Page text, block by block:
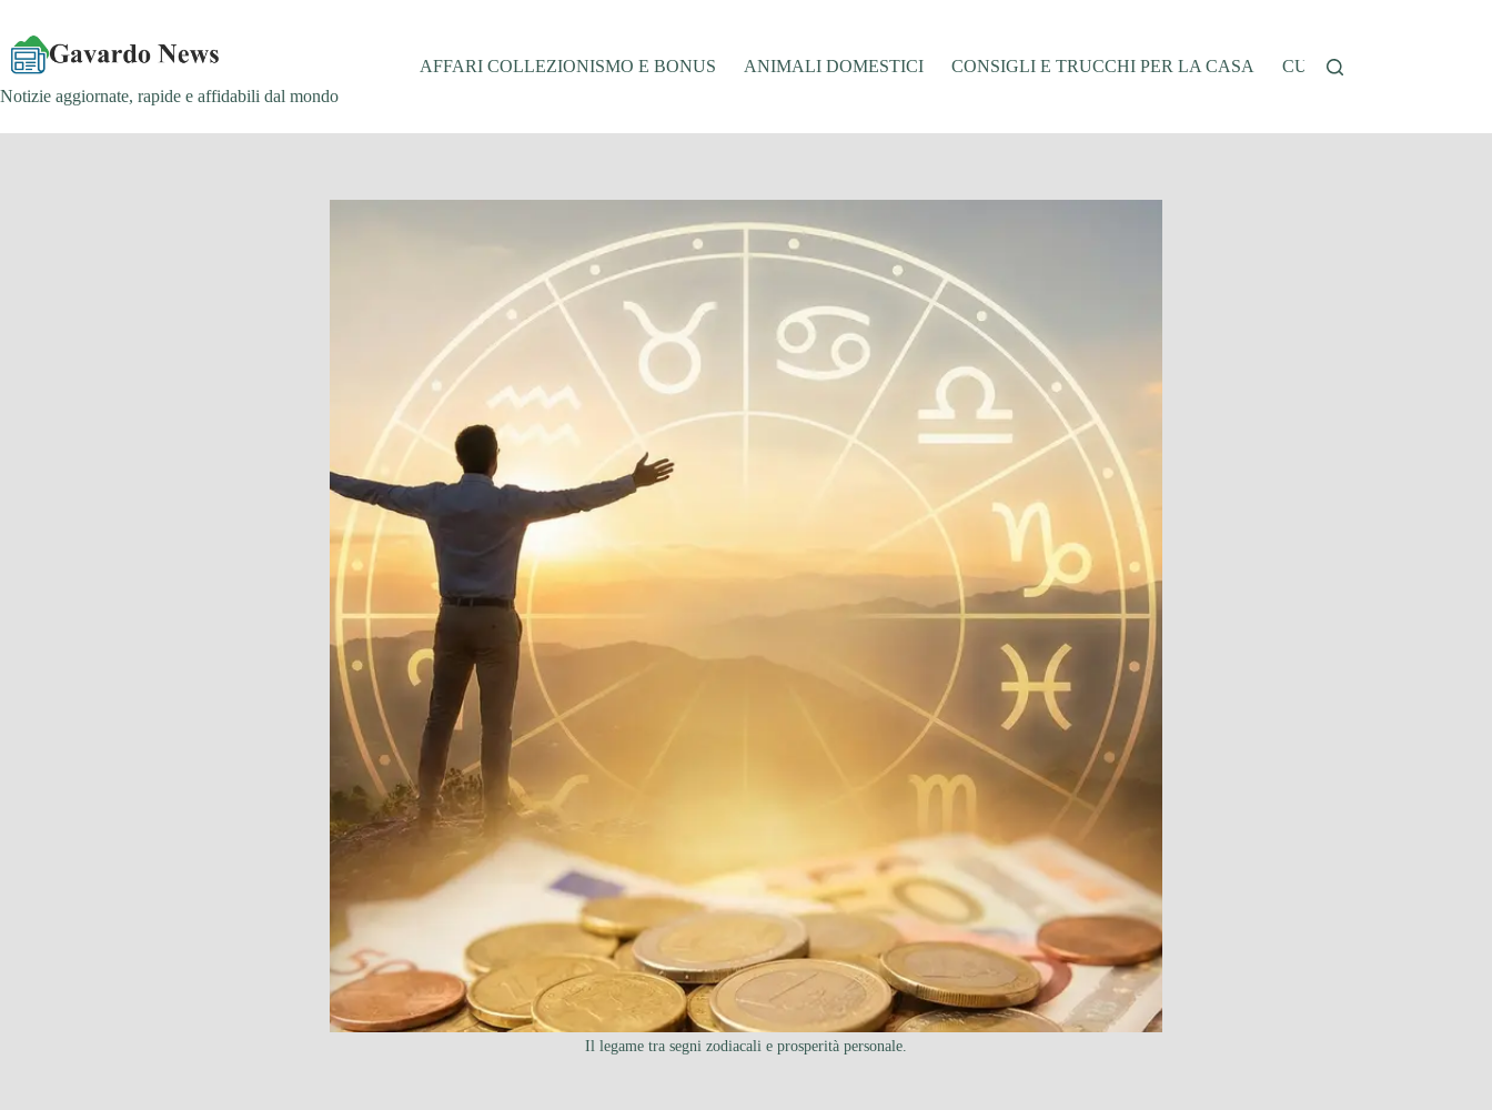
contenuto
Notizie aggiornate, rapide e affidabili dal mondo
AFFARI COLLEZIONISMO E BONUS ANIMALI DOMESTICI CONSIGLI E TRUCCHI PER LA CASA CUCINA E RICETTE
Il legame tra segni zodiacali e prosperità personale.